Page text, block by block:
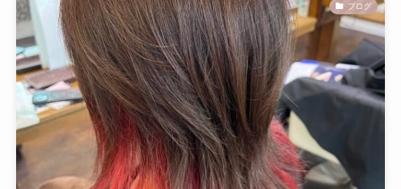
ブログ